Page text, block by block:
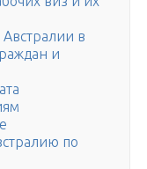
в
и
по